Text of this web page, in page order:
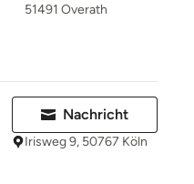
51491 Overath
Nachricht
Irisweg 9, 50767 Köln